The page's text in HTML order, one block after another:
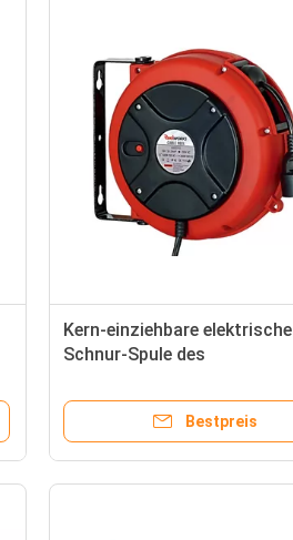
Kern-einziehbare elektrische
Schnur-Spule des
im Kabel
Bestpreis